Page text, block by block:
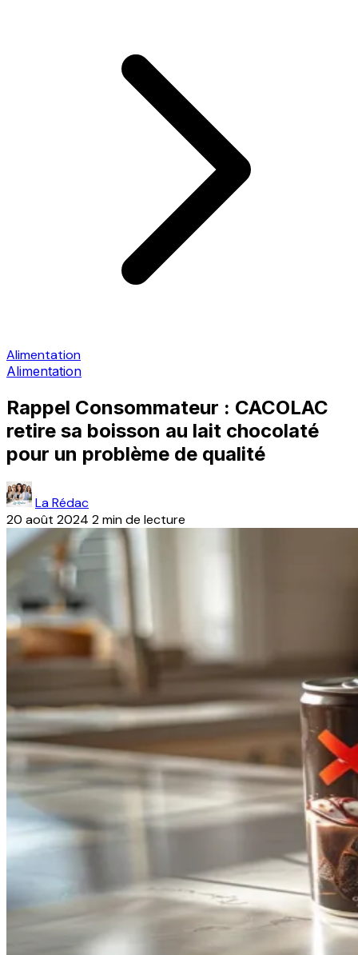
Alimentation
Alimentation
Rappel Consommateur : CACOLAC
retire sa boisson au lait chocolaté
pour un problème de qualité
La Rédac
20 août 2024 2 min de lecture